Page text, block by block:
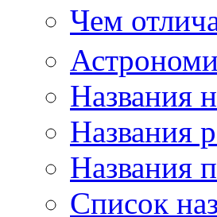
Чем
Названия
Названия
Названия
Список